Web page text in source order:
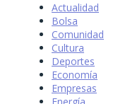
Actualidad
Bolsa
Comunidad
Cultura
Deportes
Economía
Empresas